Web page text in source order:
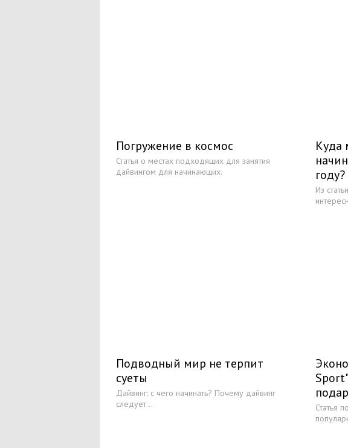
Погружение в космос
Статья о местах подходящих для занятия
дайвингом для начинающих.
Куда
году?
Из
Подводный мир не терпит
суеты
Дайвинг: с чего начинать? Почему дайвинг
следует...
Статья